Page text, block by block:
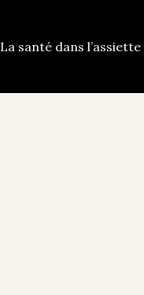
La santé dans l’assiette